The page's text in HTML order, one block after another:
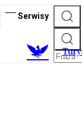
Serwisy
T